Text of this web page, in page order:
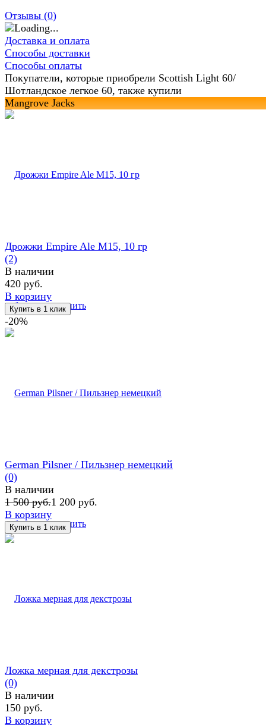
Отзывы (0)
Доставка и оплата
Способы доставки
Способы оплаты
Покупатели, которые приобрели Scottish Light 60/
Шотландское легкое 60, также купили
Mangrove Jacks
избранное сравнить
Дрожжи Empire Ale M15, 10 гр
(2)
В наличии
420 руб.
В корзину
-20%
избранное сравнить
German Pilsner / Пильзнер немецкий
(0)
В наличии
1 500 руб.1 200 руб.
В корзину
Ложка мерная для декстрозы
(0)
В наличии
150 руб.
В корзину